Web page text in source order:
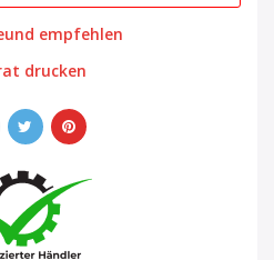
empfehlen
drucken